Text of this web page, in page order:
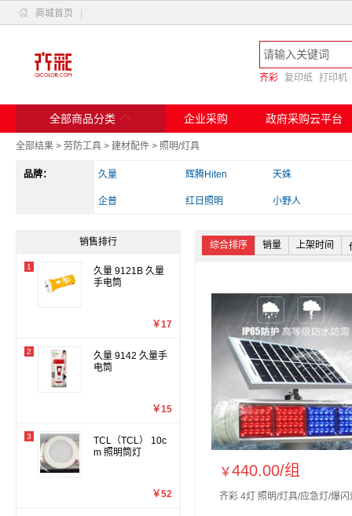
 商城首页
齐彩 复印纸 打印机
全部商品分类  企业采购 政府采购云平台
全部结果 > 劳防工具 > 建材配件 > 照明/灯具
品牌： 久量 辉腾Hiten 天姝
企普 红日照明 小野人
洋铭/datavideo 顺冠
安赛瑞
销售排行
1
久量 9121B 久量
手电筒
￥17
2
久量 9142 久量手
电筒
￥15
3
TCL（TCL） 10c
m 照明筒灯
￥52
综合排序 销量 上架时间
￥440.00/组
齐彩 4灯 照明/灯具/应急灯/爆闪